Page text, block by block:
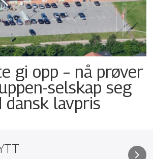
gi opp – nå prøver
selskap seg
dansk lavpris